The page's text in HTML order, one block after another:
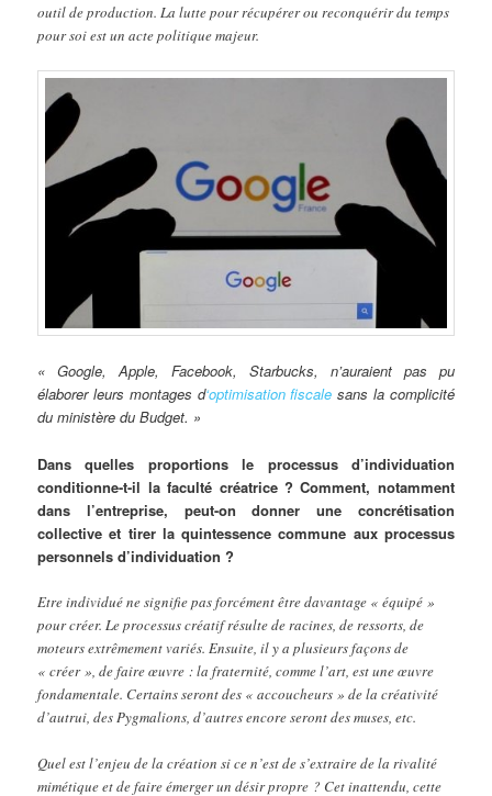
outil de production. La lutte pour récupérer ou reconquérir du temps
pour soi est un acte politique majeur.
« Google, Apple, Facebook, Starbucks, n’auraient pas pu
élaborer leurs montages d‘optimisation fiscale sans la complicité
du ministère du Budget. »
Dans quelles proportions le processus d’individuation
conditionne-t-il la faculté créatrice ? Comment, notamment
dans l’entreprise, peut-on donner une concrétisation
collective et tirer la quintessence commune aux processus
personnels d’individuation ?
Etre individué ne signifie pas forcément être davantage « équipé »
pour créer. Le processus créatif résulte de racines, de ressorts, de
moteurs extrêmement variés. Ensuite, il y a plusieurs façons de
« créer », de faire œuvre : la fraternité, comme l’art, est une œuvre
fondamentale. Certains seront des « accoucheurs » de la créativité
d’autrui, des Pygmalions, d’autres encore seront des muses, etc.
Quel est l’enjeu de la création si ce n’est de s’extraire de la rivalité
mimétique et de faire émerger un désir propre ? Cet inattendu, cette